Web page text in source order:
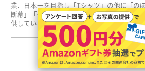
業、日本一を目指し「Tシャツ」の他に「の
断幕」「冊子」など様々な販促商品や印刷
供しています。キングシリーズ各店舗を是非